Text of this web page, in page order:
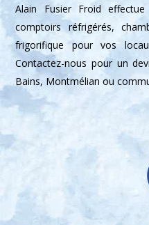
Alain Fusier Froid
comptoirs réfrigérés,
frigorifique pour vos
Contactez-nous pour un
Bains, Montmélian ou